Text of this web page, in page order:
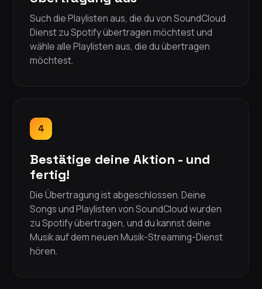
Such die Playlisten aus, die du von SoundCloud
Dienst zu Spotify übertragen möchtest und
wähle alle Playlisten aus, die du übertragen
möchtest.
4
Bestätige deine Aktion - und
fertig!
Die Übertragung ist abgeschlossen. Deine
Songs und Playlisten von SoundCloud wurden
zu Spotify übertragen, und du kannst deine
Musik auf dem neuen Musik-Streaming-Dienst
hören.